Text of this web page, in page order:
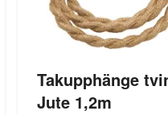
Takupphänge
Jute 1,2m